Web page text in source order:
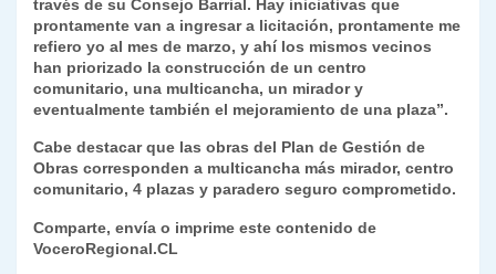
través de su Consejo Barrial. Hay iniciativas que
prontamente van a ingresar a licitación, prontamente me
refiero yo al mes de marzo, y ahí los mismos vecinos
han priorizado la construcción de un centro
comunitario, una multicancha, un mirador y
eventualmente también el mejoramiento de una plaza”.
Cabe destacar que las obras del Plan de Gestión de
Obras corresponden a multicancha más mirador, centro
comunitario, 4 plazas y paradero seguro comprometido.
Comparte, envía o imprime este contenido de
VoceroRegional.CL